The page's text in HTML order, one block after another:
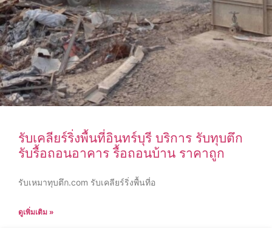
รับเคลียร์ริ่งพื้นที่อินทร์บุรี บริการ รับทุบตึก
รับรื้อถอนอาคาร รื้อถอนบ้าน ราคาถูก
รับเหมาทุบตึก.com รับเคลียร์ริ่งพื้นที่อ
ดูเพิ่มเติม »